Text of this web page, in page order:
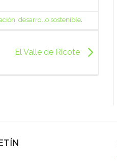
,desarrollo sostenible.
El Valle de Ricote